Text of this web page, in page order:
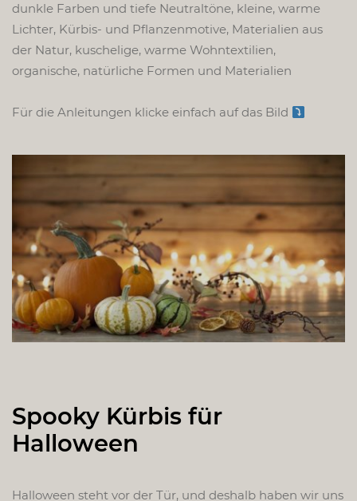
dunkle Farben und tiefe Neutraltöne, kleine, warme
Lichter, Kürbis- und Pflanzenmotive, Materialien aus
der Natur, kuschelige, warme Wohntextilien,
organische, natürliche Formen und Materialien
Für die Anleitungen klicke einfach auf das Bild
Spooky Kürbis für
Halloween
Halloween steht vor der Tür, und deshalb haben wir uns